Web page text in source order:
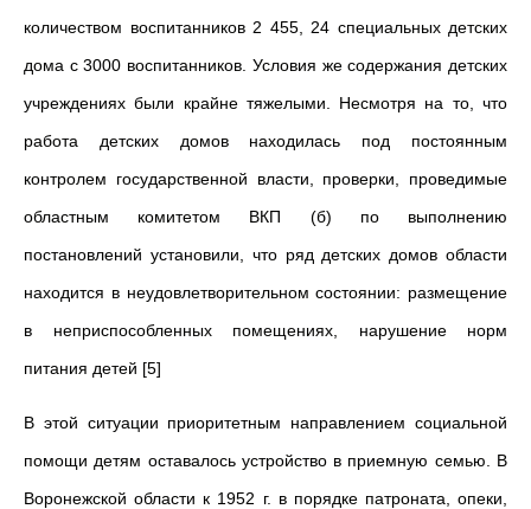
количеством воспитанников 2 455, 24 специальных детских
дома с 3000 воспитанников. Условия же содержания детских
учреждениях были крайне тяжелыми. Несмотря на то, что
работа детских домов находилась под постоянным
контролем государственной власти, проверки, проведимые
областным комитетом ВКП (б) по выполнению
постановлений установили, что ряд детских домов области
находится в неудовлетворительном состоянии: размещение
в неприспособленных помещениях, нарушение норм
питания детей [5]
В этой ситуации приоритетным направлением социальной
помощи детям оставалось устройство в приемную семью. В
Воронежской области к 1952 г. в порядке патроната, опеки,